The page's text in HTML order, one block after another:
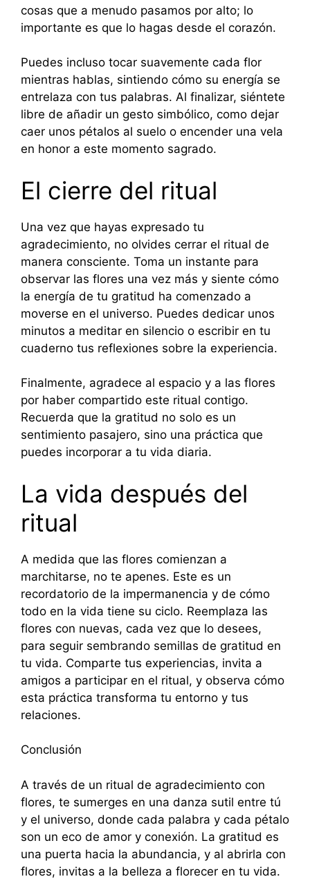
cosas que a menudo pasamos por alto; lo
importante es que lo hagas desde el corazón.
Puedes incluso tocar suavemente cada flor
mientras hablas, sintiendo cómo su energía se
entrelaza con tus palabras. Al finalizar, siéntete
libre de añadir un gesto simbólico, como dejar
caer unos pétalos al suelo o encender una vela
en honor a este momento sagrado.
El cierre del ritual
Una vez que hayas expresado tu
agradecimiento, no olvides cerrar el ritual de
manera consciente. Toma un instante para
observar las flores una vez más y siente cómo
la energía de tu gratitud ha comenzado a
moverse en el universo. Puedes dedicar unos
minutos a meditar en silencio o escribir en tu
cuaderno tus reflexiones sobre la experiencia.
Finalmente, agradece al espacio y a las flores
por haber compartido este ritual contigo.
Recuerda que la gratitud no solo es un
sentimiento pasajero, sino una práctica que
puedes incorporar a tu vida diaria.
La vida después del
ritual
A medida que las flores comienzan a
marchitarse, no te apenes. Este es un
recordatorio de la impermanencia y de cómo
todo en la vida tiene su ciclo. Reemplaza las
flores con nuevas, cada vez que lo desees,
para seguir sembrando semillas de gratitud en
tu vida. Comparte tus experiencias, invita a
amigos a participar en el ritual, y observa cómo
esta práctica transforma tu entorno y tus
relaciones.
Conclusión
A través de un ritual de agradecimiento con
flores, te sumerges en una danza sutil entre tú
y el universo, donde cada palabra y cada pétalo
son un eco de amor y conexión. La gratitud es
una puerta hacia la abundancia, y al abrirla con
flores, invitas a la belleza a florecer en tu vida.